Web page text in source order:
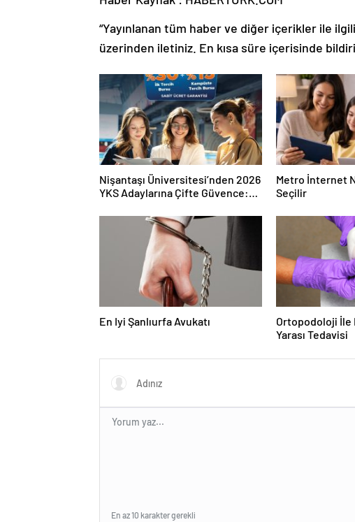
“Yayınlanan tüm haber ve diğer içerikler ile
üzerinden iletiniz. En kısa süre içerisinde
Nişantaşı Üniversitesi’nden 2026
YKS Adaylarına Çifte Güvence:
Metro İnternet
Seçilir
En Iyi Şanlıurfa Avukatı
Ortopodoloji İle
Yarası Tedavisi
En az 10 karakter gerekli